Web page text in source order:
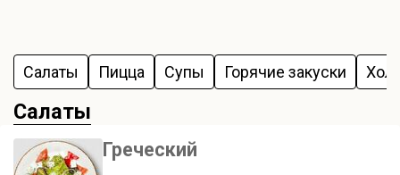
Салаты Пицца Супы Горячие закуски
Салаты
Греческий